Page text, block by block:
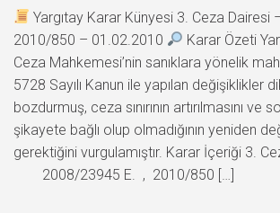
Yargıtay Karar Künyesi 3. Ceza
2010/850 – 01.02.2010
Karar Özeti
Ceza Mahkemesi’nin sanıklara yönelik
5728 Sayılı Kanun ile yapılan değişiklikler
bozdurmuş, ceza sınırının artırılmasını ve
şikayete bağlı olup olmadığının yeniden
gerektiğini vurgulamıştır. Karar İçeriği 3.
2008/23945 E. , 2010/850 […]